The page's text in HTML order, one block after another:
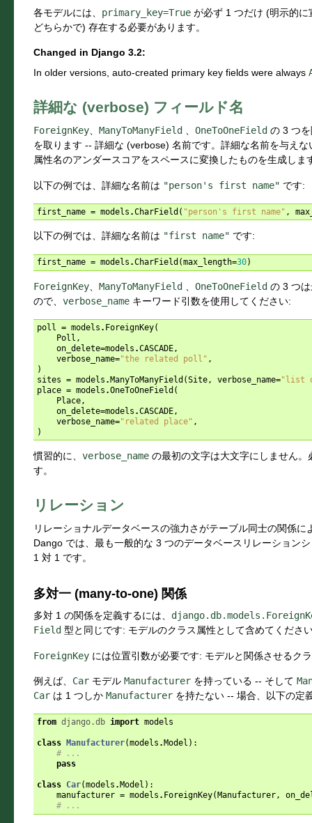
各モデルには、 primary_key=True が必ず 1 つだけ (明示的
どちらかで) 存在する必要があります。
Changed in Django 3.2:
In older versions, auto-created primary key fields were always
詳細な (verbose) フィールド名
ForeignKey、 ManyToManyField 、 OneToOneField の 3 つ
を取ります -- 詳細な (verbose) 名前です。詳細な名前を与え
属性名のアンダースコアをスペースに変換したものを生成しま
以下の例では、詳細な名前は "person's first name" です:
first_name = models .CharField ( "person's first name" ,
以下の例では、詳細な名前は "first name" です:
first_name = models .CharField (max_length=30)
ForeignKey ManyToManyField OneToOneField の 3 つ
ので、 verbose_name キーワード引数を使用してください:
poll = models . ForeignKey(
Poll ,
on_delete=models .CASCADE,
verbose_name="the related poll" ,
)
sites = models .ManyToManyField (Site, verbose_name="list
place = models .OneToOneField (
Place,
on_delete=models .CASCADE,
verbose_name="related place" ,
)
慣習的に、 verbose_name の最初の文字は大文字にしません
す。
リレーション
リレーショナルデータベースの強力さがテーブル同士の関係
Dango では、最も一般的な 3 つのデータベースリレーション
1 対 1 です。
多対一 (many-to-one) 関係
多対 1 の関係を定義するには、
Field 型と同じです: モデルのクラス属性として含めてくださ
ForeignKey には位置引数が必要です: モデルと関係させるク
例えば、 Car モデル Manufacturer を持っている -- そして
Car は 1 つしか Manufacturer を持たない -- 場合、以下の定
from django.db import models
class Manufacturer(models . Model ):
# ...
pass
class Car(models . Model ):
manufacturer = models . ForeignKey( Manufacturer,
# ...